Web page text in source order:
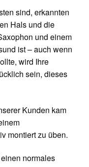
sind, erkannten
Hals und die
und einem
ist – auch wenn
wird Ihre
sein, dieses
Kunden kam
montiert zu üben.
normales